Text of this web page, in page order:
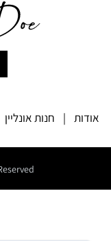
אודות | חנות אונליין